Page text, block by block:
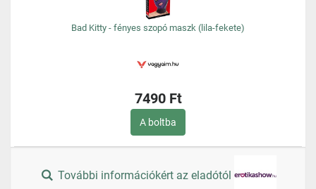
Bad Kitty - fényes szopó maszk (lila-fekete)
7490 Ft
A boltba
További információkért az eladótól